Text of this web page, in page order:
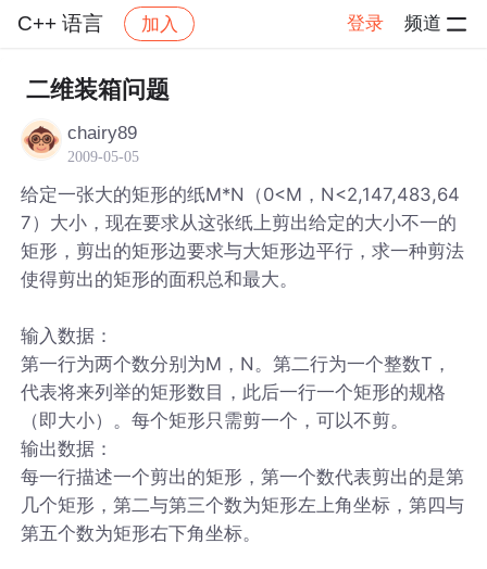
C++ 语言 加入 登录 频道
社区 C++ 语言
二维装箱问题
chairy89
2009-05-05
给定一张大的矩形的纸M*N（0<M，N<2,147,483,64
7）大小，现在要求从这张纸上剪出给定的大小不一的
矩形，剪出的矩形边要求与大矩形边平行，求一种剪法
使得剪出的矩形的面积总和最大。
输入数据：
第一行为两个数分别为M，N。第二行为一个整数T，
代表将来列举的矩形数目，此后一行一个矩形的规格
（即大小）。每个矩形只需剪一个，可以不剪。
输出数据：
每一行描述一个剪出的矩形，第一个数代表剪出的是第
几个矩形，第二与第三个数为矩形左上角坐标，第四与
第五个数为矩形右下角坐标。